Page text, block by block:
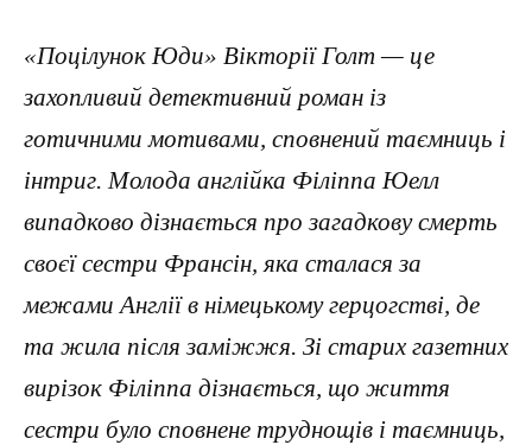
«Поцілунок Юди» Вікторії Голт — це
захопливий детективний роман із
готичними мотивами, сповнений таємниць і
інтриг. Молода англійка Філіппа Юелл
випадково дізнається про загадкову смерть
своєї сестри Франсін, яка сталася за
межами Англії в німецькому герцогстві, де
та жила після заміжжя. Зі старих газетних
вирізок Філіппа дізнається, що життя
сестри було сповнене труднощів і таємниць,